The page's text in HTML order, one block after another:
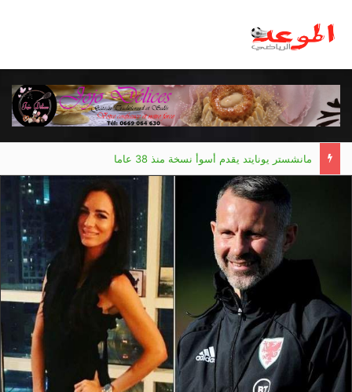
مانشستر يونايتد يقدم أسوأ نسخة منذ 38 عاما